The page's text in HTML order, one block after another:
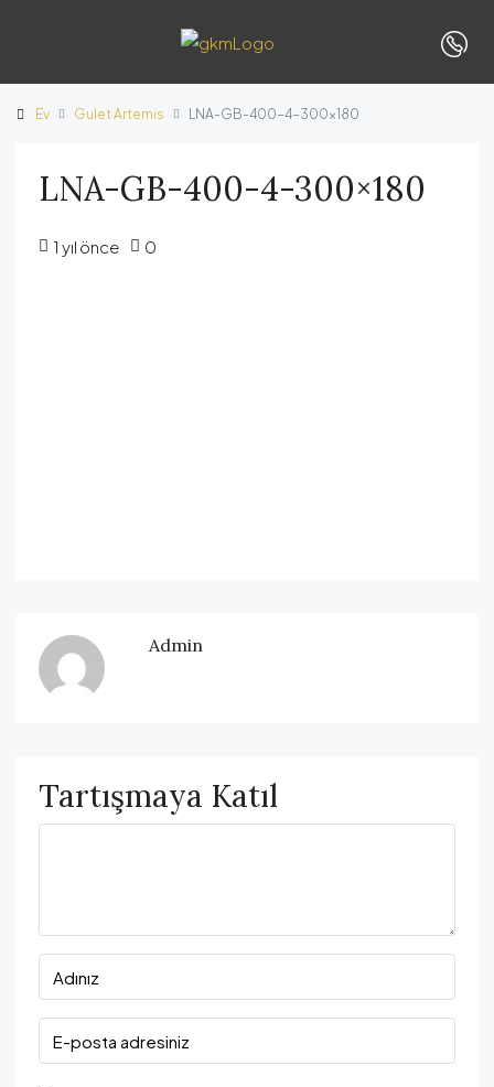
Ev Gulet Artemis LNA-GB-400-4-300×180
LNA-GB-400-4-300×180
1 yıl önce 0
Admin
Tartışmaya Katıl